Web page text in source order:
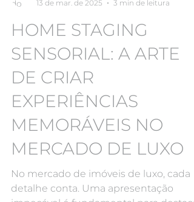
13 de mar. de 2025
3 min de leitura
HOME STAGING
SENSORIAL: A ARTE
DE CRIAR
EXPERIÊNCIAS
MEMORÁVEIS NO
MERCADO DE LUXO
No mercado de imóveis de luxo, cada